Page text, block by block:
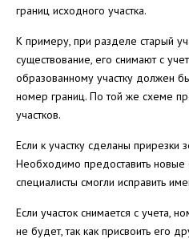
границ исходного участка.
К примеру, при разделе старый
существование, его снимают с
образованному участку должен
номер границ. По той же схеме
участков.
Если к участку сделаны прирезки
Необходимо предоставить новые
специалисты смогли исправить
Если участок снимается с учета,
не будет, так как присвоить его